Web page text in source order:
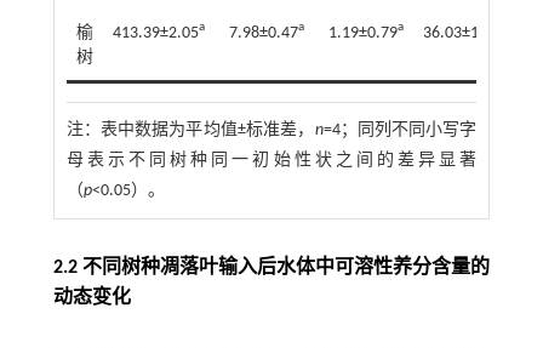
榆
树
413.39±2.05a 7.98±0.47a 1.19±0.79a 36.03±1.29
注： 表中数据为平均值±标准差， n=4；同列不同小写字
母表示不同树种同一初始性状之间的差异显著
（p<0.05）。
2.2 不同树种凋落叶输入后水体中可溶性养分含量的
动态变化